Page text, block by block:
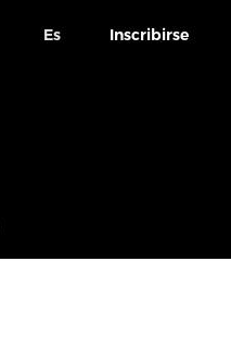
Es Inscribirse